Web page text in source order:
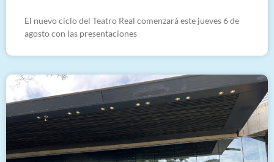
El nuevo ciclo del Teatro Real comenzará este jueves 6 de
agosto con las presentaciones